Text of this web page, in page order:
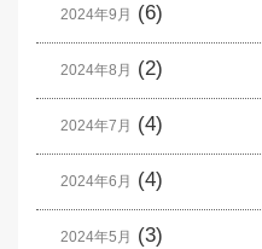
2024年9月 (6)
2024年8月 (2)
2024年7月 (4)
2024年6月 (4)
2024年5月 (3)